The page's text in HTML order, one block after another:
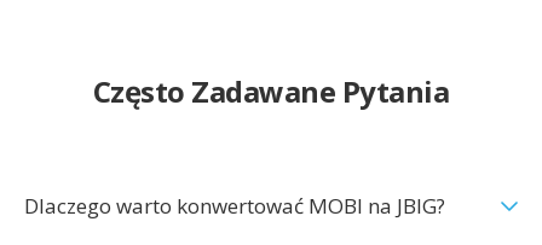
Często Zadawane Pytania
Dlaczego warto konwertować MOBI na JBIG?